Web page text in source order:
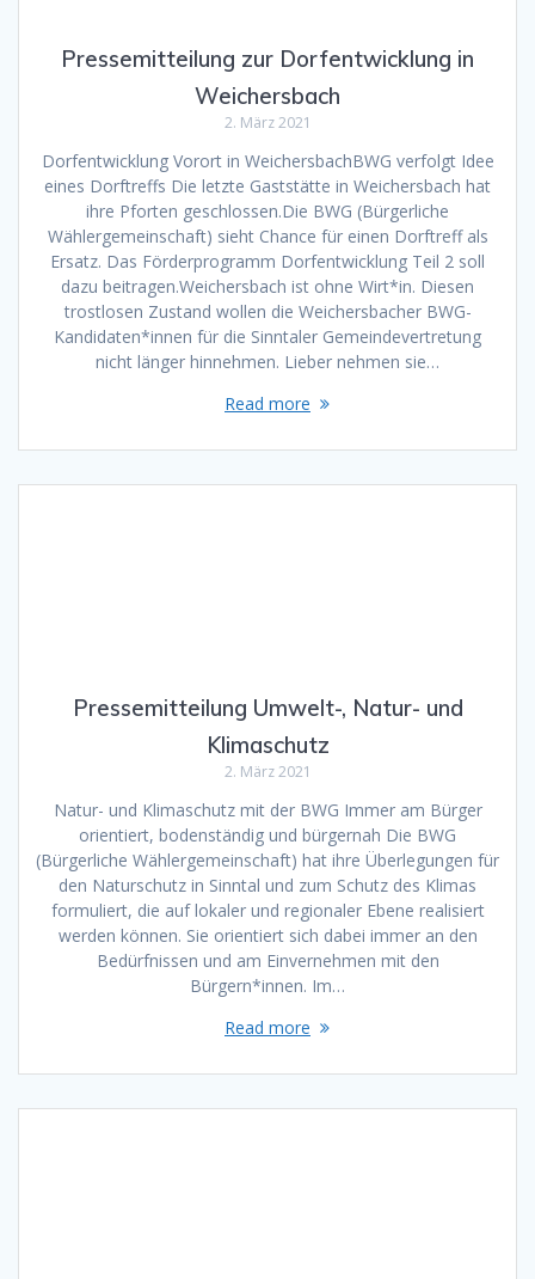
Pressemitteilung zur Dorfentwicklung in
Weichersbach
2. März 2021
Dorfentwicklung Vorort in WeichersbachBWG verfolgt Idee
eines Dorftreffs Die letzte Gaststätte in Weichersbach hat
ihre Pforten geschlossen.Die BWG (Bürgerliche
Wählergemeinschaft) sieht Chance für einen Dorftreff als
Ersatz. Das Förderprogramm Dorfentwicklung Teil 2 soll
dazu beitragen.Weichersbach ist ohne Wirt*in. Diesen
trostlosen Zustand wollen die Weichersbacher BWG-
Kandidaten*innen für die Sinntaler Gemeindevertretung
nicht länger hinnehmen. Lieber nehmen sie…
Read more
Pressemitteilung Umwelt-, Natur- und
Klimaschutz
2. März 2021
Natur- und Klimaschutz mit der BWG Immer am Bürger
orientiert, bodenständig und bürgernah Die BWG
(Bürgerliche Wählergemeinschaft) hat ihre Überlegungen für
den Naturschutz in Sinntal und zum Schutz des Klimas
formuliert, die auf lokaler und regionaler Ebene realisiert
werden können. Sie orientiert sich dabei immer an den
Bedürfnissen und am Einvernehmen mit den
Bürgern*innen. Im…
Read more